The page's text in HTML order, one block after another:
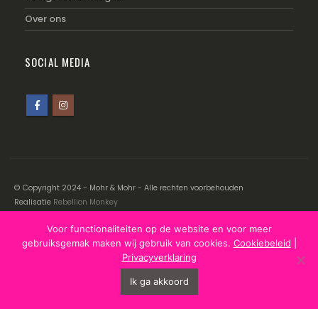
Over ons
SOCIAL MEDIA
© Copyright 2024 - Mohr & Mohr - Alle rechten voorbehouden
Realisatie Rebellion Monkey
Disclaimer|Cookiebeleid|Privacyverklaring
Voor functionaliteiten op de website en voor meer
gebruiksgemak maken wij gebruik van cookies. Cookiebeleid
Privacyverklaring
Ik ga akkoord